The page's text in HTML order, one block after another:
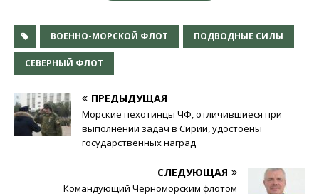
ВОЕННО-МОРСКОЙ ФЛОТ ПОДВОДНЫЕ СИЛЫ
СЕВЕРНЫЙ ФЛОТ
ПРЕДЫДУЩАЯ
Морские пехотинцы ЧФ, отличившиеся при
выполнении задач в Сирии, удостоены
государственных наград
СЛЕДУЮЩАЯ
Командующий Черноморским флотом